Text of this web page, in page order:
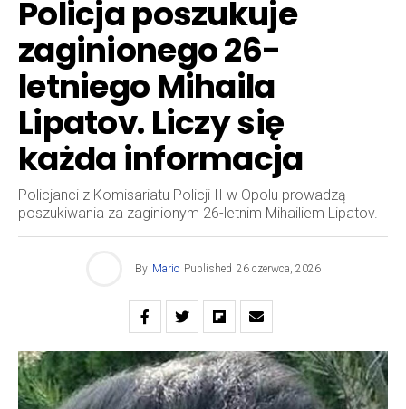
Policja poszukuje
zaginionego 26-
letniego Mihaila
Lipatov. Liczy się
każda informacja
Policjanci z Komisariatu Policji II w Opolu prowadzą
poszukiwania za zaginionym 26-letnim Mihailiem Lipatov.
By Mario Published 26 czerwca, 2026